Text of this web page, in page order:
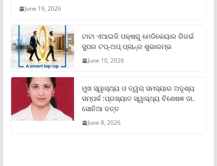
June 19, 2026
ଟାଟା ଏଆଇଜି ପକ୍ଷରୁ ମେଡିକେୟାର ରିଜର୍ଭ
ସୁପର ଟପ୍‌-ଅପ୍ ପ୍ଲାନ୍‌ର ଶୁଭାରମ୍ଭ
June 10, 2026
ମୁଖ ସ୍ୱାସ୍ଥ୍ୟ ଓ ତ୍ୱଚା ସମସ୍ୟାର ଅଦୃଶ୍ୟ
ସମ୍ପର୍କ :ପ୍ରଖ୍ୟାତ ସ୍ୱାସ୍ଥ୍ୟ ବିଶେଷଜ୍ଞ ଡା.
ସୋନିଆ ଦତ୍ତ
June 8, 2026